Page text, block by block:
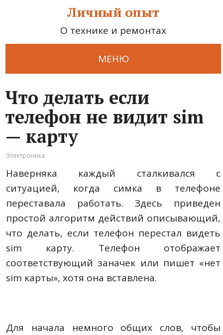
Личный опыт
О технике и ремонтах
МЕНЮ
Что делать если
телефон не видит sim
— карту
Электроника
Наверняка каждый сталкивался с
ситуацией, когда симка в телефоне
переставала работать. Здесь приведен
простой алгоритм действий описывающий,
что делать, если телефон перестал видеть
sim карту. Телефон отображает
соответствующий заначек или пишет «нет
sim карты», хотя она вставлена.
Для начала немного общих слов, чтобы